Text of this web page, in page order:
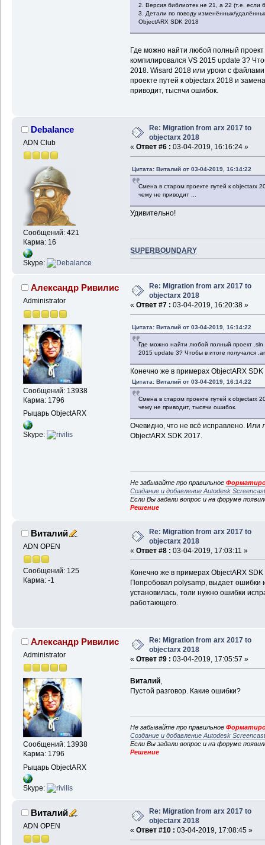
2. Версия библиотек не 21, а 22 (т.е. если
3. Детали по поводу изменённых/
ObjectARX SDK 2018
Где можно найти любой полный
компилировался VS 2015 update 3?
2018. Wisard 2018 или уроки с
проекте путей к objectarx 2018 и
приводит, тысячи ошибок.
Debalance
ADN Club
Сообщений: 421
Карма: 16
Skype:
Re: Migration from arx 2017 to
objectarx 2018
« Ответ #6 : 03-04-2019, 16:16:24 »
Цитата: Виталий от 03-04-2019, 16:14:22
Смена в старом проекте путей к objectarx
чему не приводит ...
Удивительно!
SUPERBOUNDARY
Александр Ривилис
Administrator
Сообщений: 13938
Карма: 1796
Рыцарь ObjectARX
Skype:
Re: Migration from arx 2017 to
objectarx 2018
« Ответ #7 : 03-04-2019, 16:20:38 »
Цитата: Виталий от 03-04-2019, 16:14:22
Где можно найти любой полный проект
2015 update 3? Чтобы в итоге получался
Конечно же в примерах ObjectARX SDK
Цитата: Виталий от 03-04-2019, 16:14:22
Смена в старом проекте путей к objectarx
чему не приводит, тысячи ошибок.
Очевидно, что не всё исправлено.
ObjectARX SDK 2017.
Не забывайте про правильное
Создание и добавление Autodesk
Если Вы задали вопрос и на форуме
Решение
Виталий
ADN OPEN
Сообщений: 125
Карма: -1
Re: Migration from arx 2017 to
objectarx 2018
« Ответ #8 : 03-04-2019, 17:03:11 »
Конечно же в примерах ObjectARX SDK
Попробовал polysamp, выдает ошибки
установилась, толи нужно ошибки
работающего.
Александр Ривилис
Administrator
Сообщений: 13938
Карма: 1796
Рыцарь ObjectARX
Skype:
Re: Migration from arx 2017 to
objectarx 2018
« Ответ #9 : 03-04-2019, 17:05:57 »
Виталий,
Пустой разговор. Какие ошибки?
Не забывайте про правильное
Создание и добавление Autodesk
Если Вы задали вопрос и на форуме
Решение
Виталий
ADN OPEN
Re: Migration from arx 2017 to
objectarx 2018
« Ответ #10 : 03-04-2019, 17:08:45 »